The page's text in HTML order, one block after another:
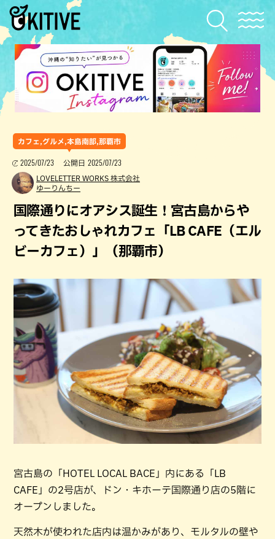
カフェ,グルメ,本島南部,那覇市
2025/07/23 公開日 2025/07/23
LOVELETTER WORKS 株式会社
ゆーりんちー
国際通りにオアシス誕生！宮古島からや
ってきたおしゃれカフェ「LB CAFE（エル
ビーカフェ）」（那覇市）
宮古島の「HOTEL LOCAL BACE」内にある「LB
CAFE」の2号店が、ドン・キホーテ国際通り店の5階に
オープンしました。
天然木が使われた店内は温かみがあり、モルタルの壁や